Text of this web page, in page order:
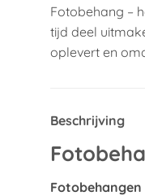
Fotobehang –
tijd deel
oplevert en
Beschrijving
Fotobehangen